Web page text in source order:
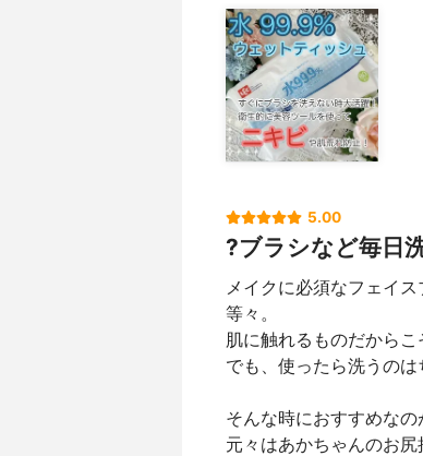
5.00
?ブラシなど毎日
メイクに必須なフェイ
等々。
肌に触れるものだから
でも、使ったら洗うのは
そんな時におすすめな
元々はあかちゃんのお